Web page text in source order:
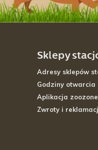
Sklepy
Adresy sklepów
Godziny otwarcia
Aplikacja
Zwroty i